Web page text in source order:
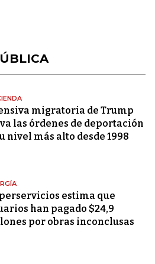
migratoria de Trump
las órdenes de deportación
nivel más alto desde 1998
estima que
han pagado $24,9
por obras inconclusas